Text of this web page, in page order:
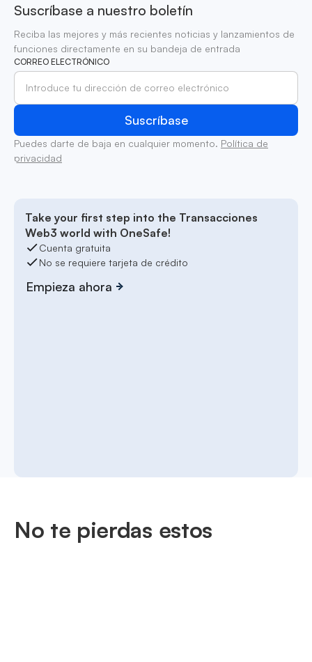
Suscríbase a nuestro boletín
Reciba las mejores y más recientes noticias y lanzamientos de
funciones directamente en su bandeja de entrada
CORREO ELECTRÓNICO
Puedes darte de baja en cualquier momento. Política de
privacidad
Take your first step into the Transacciones
Web3 world with OneSafe!
Cuenta gratuita
No se requiere tarjeta de crédito
Empieza ahora
No te pierdas estos